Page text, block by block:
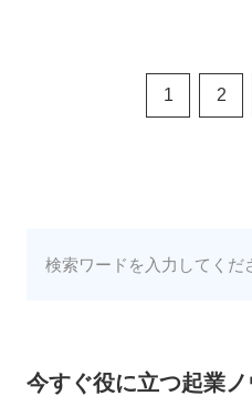
1 2
今すぐ役に立つ起業ノ